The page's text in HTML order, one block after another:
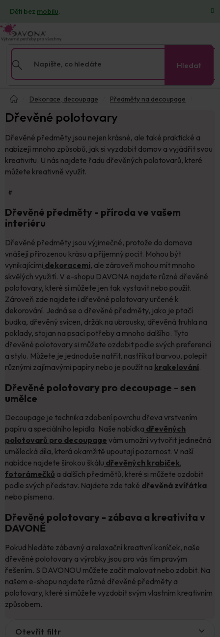
obsah
Děti bez mobilu.
Hledat
Dekorace, decoupage
Předměty na decoupage
Dřevěné polotovary
Dřevěné předměty jsou nejen krásné, ale také praktické a
nabízejí mnoho způsobů, jak si vyzdobit domov a vyjádřit svou
kreativitu. U nás najdete řadu dřevěných polotovarů, které
můžete kreativně využít.
#
Dřevěné předměty - příroda ve vašem
interiéru
Dřevěné předměty jsou výjimečné, protože do domova
vnášejí přirozenou krásu a příjemný pocit. Mohou být
vynikajícími dekoracemi, ale zároveň mohou mít mnoho
skvělých využití. V e-shopu DAVONA najdete různé dřevěné
polotovary, které si můžete jen tak vystavit nebo použít.
Zároveň zde najdete i dřevěné polotovary určené k
dekorování. Jedná se o dřevěné předměty, jako je ptačí
budka, dřevěný svícen, držák na ubrousky, dřevěná truhla na
poklady, stojan na psací potřeby a mnoho dalšího. Tyto
dřevěné polotovary si můžete ozdobit podle svých preferencí
a stylu. Můžete je jednoduše natřít, nastříkat barvou, polepit
různými zajímavými papíry nebo je použít na krakelování.
Dřevěné polotovary pro decoupage - sen
umělce
Decoupage je technika zdobení povrchu dřeva vrstvením
papíru a speciálního lepidla. Naše nabídka dřevěných
polotovarů pro decoupage vám umožní vytvořit jedinečná
umělecká díla, která okamžitě upoutají pozornost. V naší
nabídce najdete širokou škálu dřevěných krabiček,
fotorámečků a dalších předmětů, které si můžete ozdobit
podle svých představ. Najdete zde také dřevěná zvířátka
nebo písmena.
Dřevěné polotovary - zábava a kreativita v
DAVONĚ
Pokud hledáte zábavný a relaxační kreativní koníček, naše
dřevěné polotovary a výrobky jsou pro vás tím pravým
řešením. S DAVONOU můžete začít malovat nebo zdobit. Na
našem e-shopu najdete různé dřevěné předměty a
polotovary, které si můžete vyzdobit svým vlastním kreativním
způsobem.
Otevřít filtr